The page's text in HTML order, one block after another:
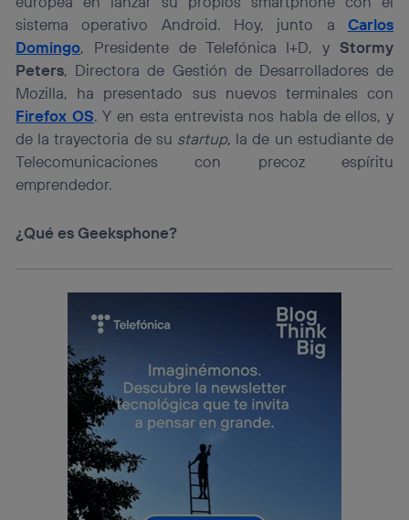
sistema operativo Android. Hoy, junto a Carlos
Domingo, Presidente de Telefónica I+D, y Stormy
Peters, Directora de Gestión de Desarrolladores de
Mozilla, ha presentado sus nuevos terminales con
Firefox OS. Y en esta entrevista nos habla de ellos, y
de la trayectoria de su startup, la de un estudiante de
Telecomunicaciones con precoz espíritu
emprendedor.
¿Qué es Geeksphone?